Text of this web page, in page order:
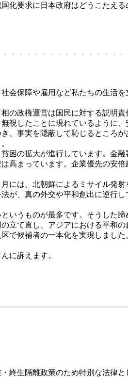
化要求に日本政府はどうこたえ
・・・・・・・・・・・・
会保障や雇用など私たちの生活
の政権運営は国民に対する説明責
視したことに現れているように
、事実を隠蔽して恥じるところが
困の拡大が進行しています。金融
高まっています。企業優先の安倍
には、北朝鮮によるミサイル発射
が、真の外交や平和創出に逆行し
いうものが最多です。そうした諦
立て直し、アジアにおける平和の
で候補者の一本化を実現しました
に訴えます。
生隔離政策のため特別な法律と